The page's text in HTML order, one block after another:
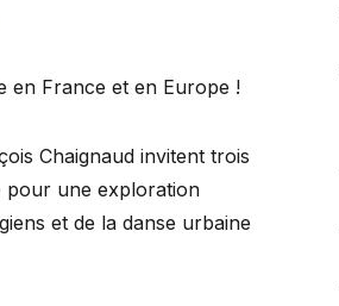
en France et en Europe !
Chaignaud invitent trois
pour une exploration
et de la danse urbaine